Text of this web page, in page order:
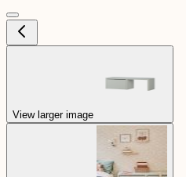
View larger image